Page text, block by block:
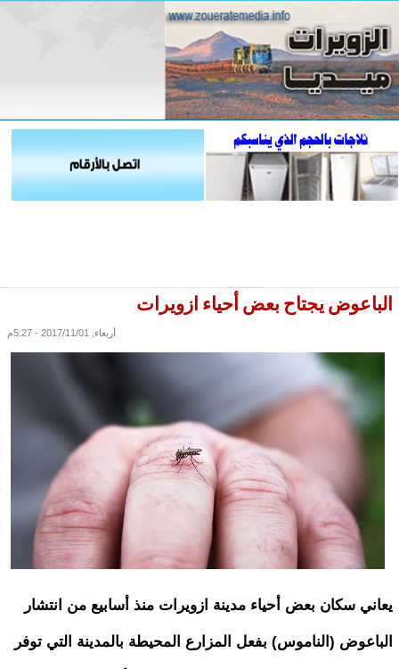
الباعوض يجتاح بعض أحياء ازويرات
أربعاء, 2017/11/01 - 5:27م
يعاني سكان بعض أحياء مدينة ازويرات منذ أسابيع من انتشار
الباعوض (الناموس) بفعل المزارع المحيطة بالمدينة التي توفر